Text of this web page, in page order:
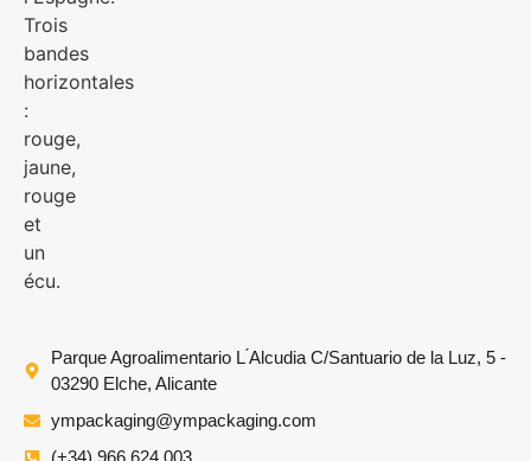
Parque Agroalimentario L ́Alcudia C/Santuario de la Luz, 5 -
03290 Elche, Alicante
ympackaging@ympackaging.com
(+34) 966 624 003